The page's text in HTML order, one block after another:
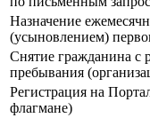
Назначение
(усыновлением)
Снятие гражданина с
пребывания
Регистрация на
флагмане)